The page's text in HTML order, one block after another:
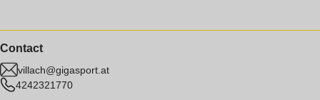
Contact
villach@gigasport.at
4242321770